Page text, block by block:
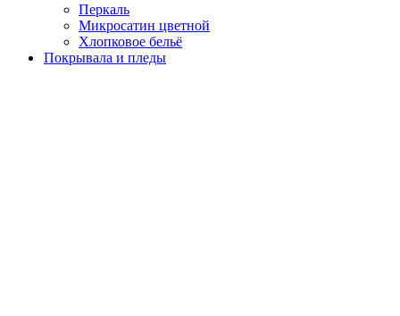
Перкаль
Микросатин цветной
Хлопковое бельё
Покрывала и пледы